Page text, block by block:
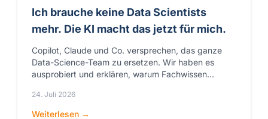
Ich brauche keine Data Scientists
mehr. Die KI macht das jetzt für mich.
Copilot, Claude und Co. versprechen, das ganze
Data-Science-Team zu ersetzen. Wir haben es
ausprobiert und erklären, warum Fachwissen
24. Juli 2026
Weiterlesen →